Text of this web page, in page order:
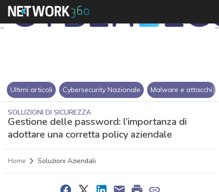
Ultimi articoli Cybersecurity Nazionale Malware e attacchi
SOLUZIONI DI SICUREZZA
Gestione delle password: l’importanza di
adottare una corretta policy aziendale
Home Soluzioni Aziendali